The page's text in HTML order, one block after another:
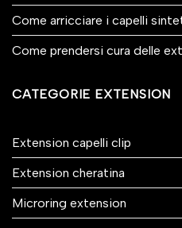
Come arricciare i capelli
Come prendersi cura delle
CATEGORIE EXTENSION
Extension capelli clip
Extension cheratina
Microring extension